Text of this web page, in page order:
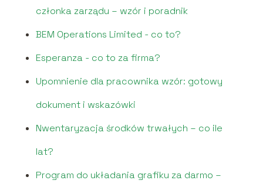
członka zarządu – wzór i poradnik
BEM Operations Limited - co to?
Esperanza - co to za firma?
Upomnienie dla pracownika wzór: gotowy
dokument i wskazówki
Nwentaryzacja środków trwałych – co ile
lat?
Program do układania grafiku za darmo –